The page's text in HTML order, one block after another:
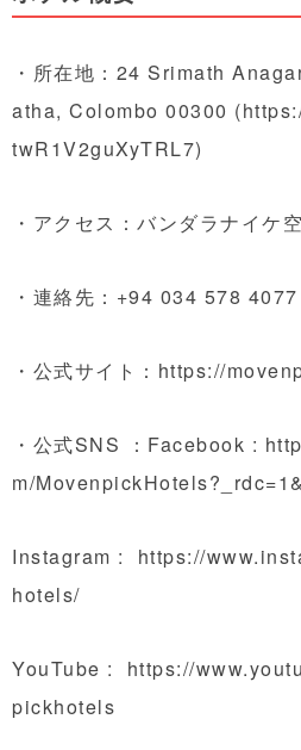
・所在地：24 Srimath
atha, Colombo 00300 (
twR1V2guXyTRL7)
・アクセス：バンダラナイケ
・連絡先：+94 034 578 4077
・公式サイト： https://
・公式SNS ：Facebook :
m/
Instagram : https://
hotels/
YouTube : https://
pickhotels